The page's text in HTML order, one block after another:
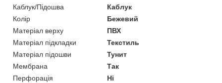
Каблук/Підошва
Каблук
Колір
Бежевий
Матеріал верху
ПВХ
Матеріал підкладки
Текстиль
Матеріал підошви
Тунит
Мембрана
Так
Перфорація
Ні